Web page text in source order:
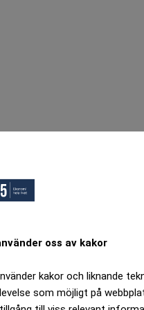
oss av kakor
kakor och liknande
som möjligt på